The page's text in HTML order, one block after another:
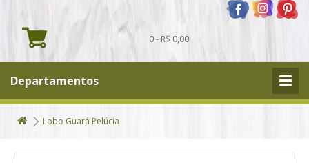
0 - R$ 0,00
Departamentos
Lobo Guará Pelúcia